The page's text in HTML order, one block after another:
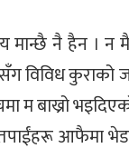
मान्छै नै हैन ।
विविध कुराको
बाख्रो भइदिएको
आफैमा